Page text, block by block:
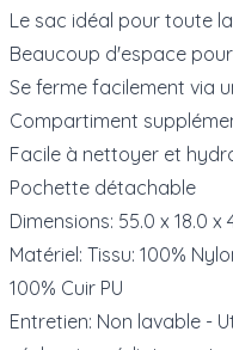
Le sac idéal pour toute
Beaucoup d'espace
Se ferme facilement via
Compartiment
Facile à nettoyer et
Pochette détachable
Dimensions: 55.0 x 18.0 x
Matériel: Tissu: 100%
100% Cuir PU
Entretien: Non lavable -